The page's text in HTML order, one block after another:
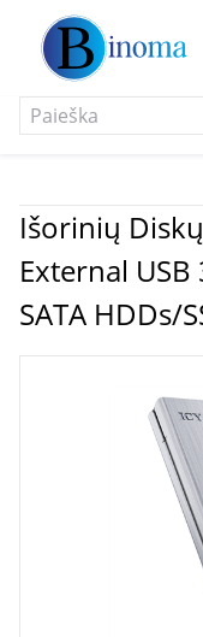
Išorinių Diskų
External
SATA HDDs/
protection-